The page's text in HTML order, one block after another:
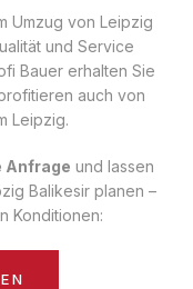
Umzug von Leipzig
und Service
Bauer erhalten Sie
auch von
Leipzig.
Anfrage und lassen
Balikesir planen –
Konditionen: